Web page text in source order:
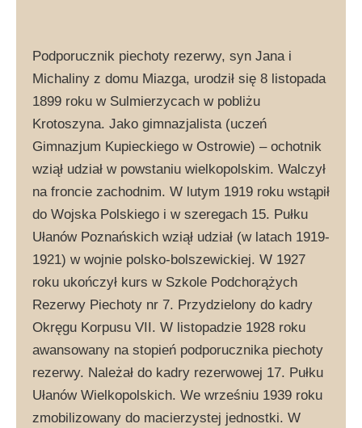
Podporucznik piechoty rezerwy, syn Jana i
Michaliny z domu Miazga, urodził się 8 listopada
1899 roku w Sulmierzycach w pobliżu
Krotoszyna. Jako gimnazjalista (uczeń
Gimnazjum Kupieckiego w Ostrowie) – ochotnik
wziął udział w powstaniu wielkopolskim. Walczył
na froncie zachodnim. W lutym 1919 roku wstąpił
do Wojska Polskiego i w szeregach 15. Pułku
Ułanów Poznańskich wziął udział (w latach 1919-
1921) w wojnie polsko-bolszewickiej. W 1927
roku ukończył kurs w Szkole Podchorążych
Rezerwy Piechoty nr 7. Przydzielony do kadry
Okręgu Korpusu VII. W listopadzie 1928 roku
awansowany na stopień podporucznika piechoty
rezerwy. Należał do kadry rezerwowej 17. Pułku
Ułanów Wielkopolskich. We wrześniu 1939 roku
zmobilizowany do macierzystej jednostki. W